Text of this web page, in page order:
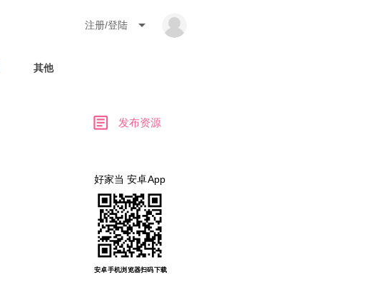
注册/登陆 arrow_drop_down
其他
article 发布资源
好家当 安卓App
安卓手机浏览器扫码下载